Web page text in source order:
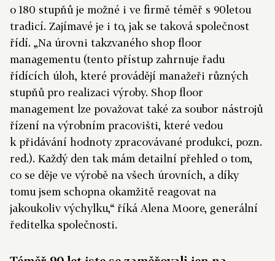
o 180 stupňů je možné i ve firmě téměř s 90letou
tradicí. Zajímavé je i to, jak se taková společnost
řídí. „Na úrovni takzvaného shop floor
managementu (tento přístup zahrnuje řadu
řídících úloh, které provádějí manažeři různých
stupňů pro realizaci výroby. Shop floor
management lze považovat také za soubor nástrojů
řízení na výrobním pracovišti, které vedou
k přidávání hodnoty zpracovávané produkci, pozn.
red.). Každý den tak mám detailní přehled o tom,
co se děje ve výrobě na všech úrovních, a díky
tomu jsem schopna okamžitě reagovat na
jakoukoliv výchylku,“ říká Alena Moore, generální
ředitelka společnosti.